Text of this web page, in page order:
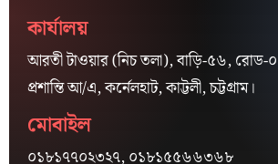
কার্যালয়
আরতী টাওয়ার (নিচ তলা), বাড়ি-৫৬, রোড-
প্রশান্তি আ/এ, কর্নেলহাট, কাট্টলী, চট্টগ্রাম।
মোবাইল
০১৮১৭৭০২৩২৭, ০১৮১৫৫৬৬৩৬৮